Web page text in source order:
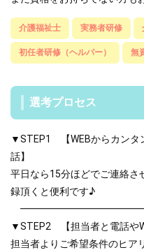
介護福祉士 実務者研修
初任者研修（ヘルパー） 無
選考プロセス
▼STEP1 【WEBからカンタ
話】
平日なら15分ほどでご連絡さ
録頂くと便利です♪
▼STEP2 【担当者と電話や
担当者よりご希望条件のヒア